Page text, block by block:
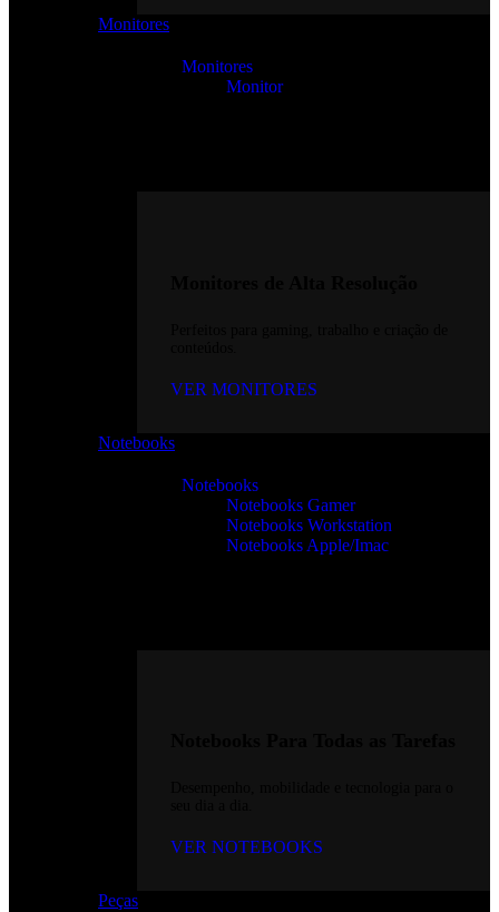
Monitores
Monitores
Monitor
VER MONITORES
Notebooks
Notebooks
Notebooks Gamer
Notebooks Workstation
Notebooks Apple/Imac
VER NOTEBOOKS
Peças